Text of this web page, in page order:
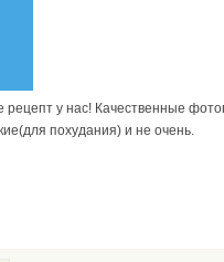
рецепт у нас! Качественные
похудания) и не очень.